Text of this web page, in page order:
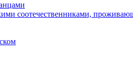
соотечественниками,